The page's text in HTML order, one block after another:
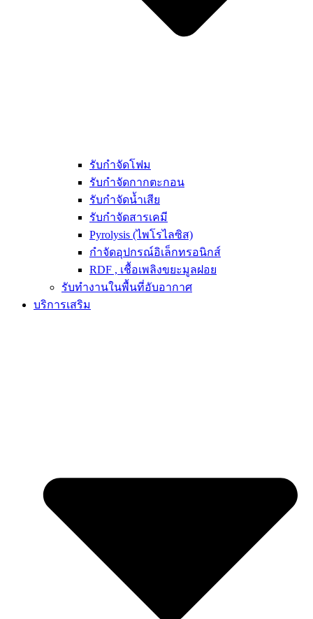
รับกำจัดโฟม
รับกำจัดกากตะกอน
รับกำจัดน้ำเสีย
รับกำจัดสารเคมี
Pyrolysis (ไพโรไลซิส)
กำจัดอุปกรณ์อิเล็กทรอนิกส์
RDF , เชื้อเพลิงขยะมูลฝอย
รับทำงานในพื้นที่อับอากาศ
บริการเสริม